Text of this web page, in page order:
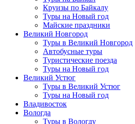
Круизы по Байкалу
Туры на Новый год
Майские праздники
Великий Новгород
Туры в Великий Новгород
Автобусные туры
Туристические поезда
Туры на Новый год
Великий Устюг
Туры в Великий Устюг
Туры на Новый год
Владивосток
Вологда
Туры в Вологду